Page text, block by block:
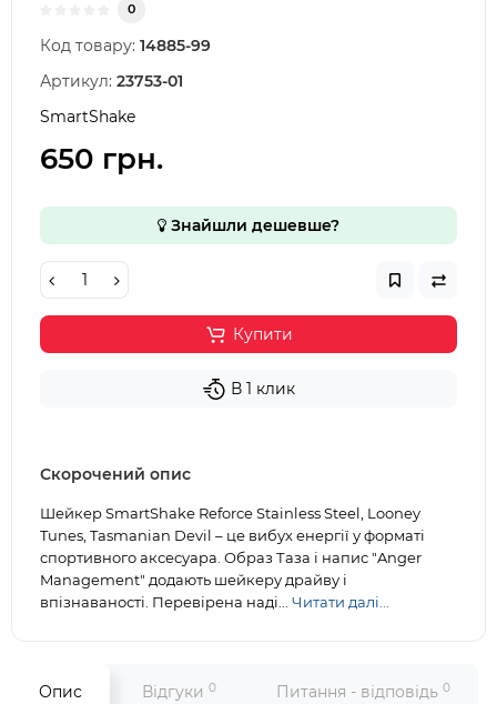
0
Код товару: 14885-99
Артикул: 23753-01
SmartShake
650 грн.
Знайшли дешевше?
Купити
В 1 клик
Скорочений опис
Шейкер SmartShake Reforce Stainless Steel, Looney
Tunes, Tasmanian Devil – це вибух енергії у форматі
спортивного аксесуара. Образ Таза і напис "Anger
Management" додають шейкеру драйву і
впізнаваності. Перевірена наді... Читати далі...
Опис Відгуки 0 Питання - відповідь 0